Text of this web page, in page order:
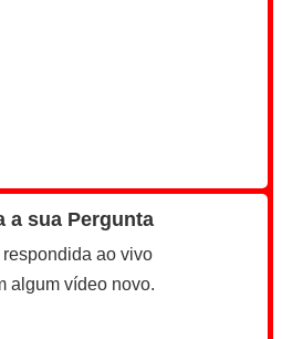
a sua Pergunta
respondida ao vivo
algum vídeo novo.